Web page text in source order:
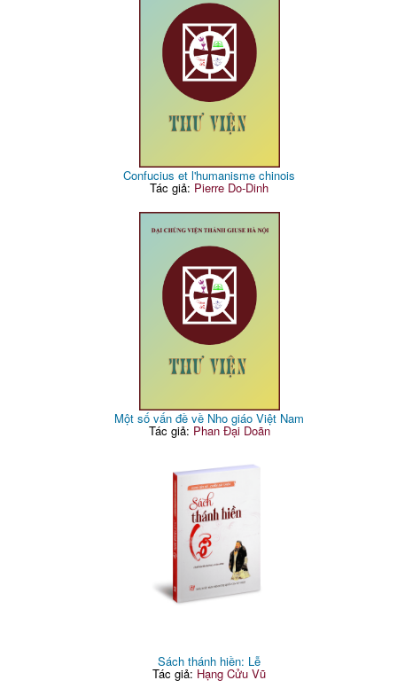
Confucius et l'humanisme chinois
Tác giả: Pierre Do-Dinh
Một số vấn đề về Nho giáo Việt Nam
Tác giả: Phan Đại Doãn
Sách thánh hiền: Lễ
Tác giả: Hạng Cửu Vũ